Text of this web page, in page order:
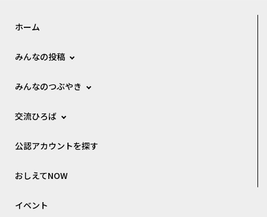
ホーム
みんなの投稿
みんなのつぶやき
交流ひろば
公認アカウントを探す
おしえてNOW
イベント